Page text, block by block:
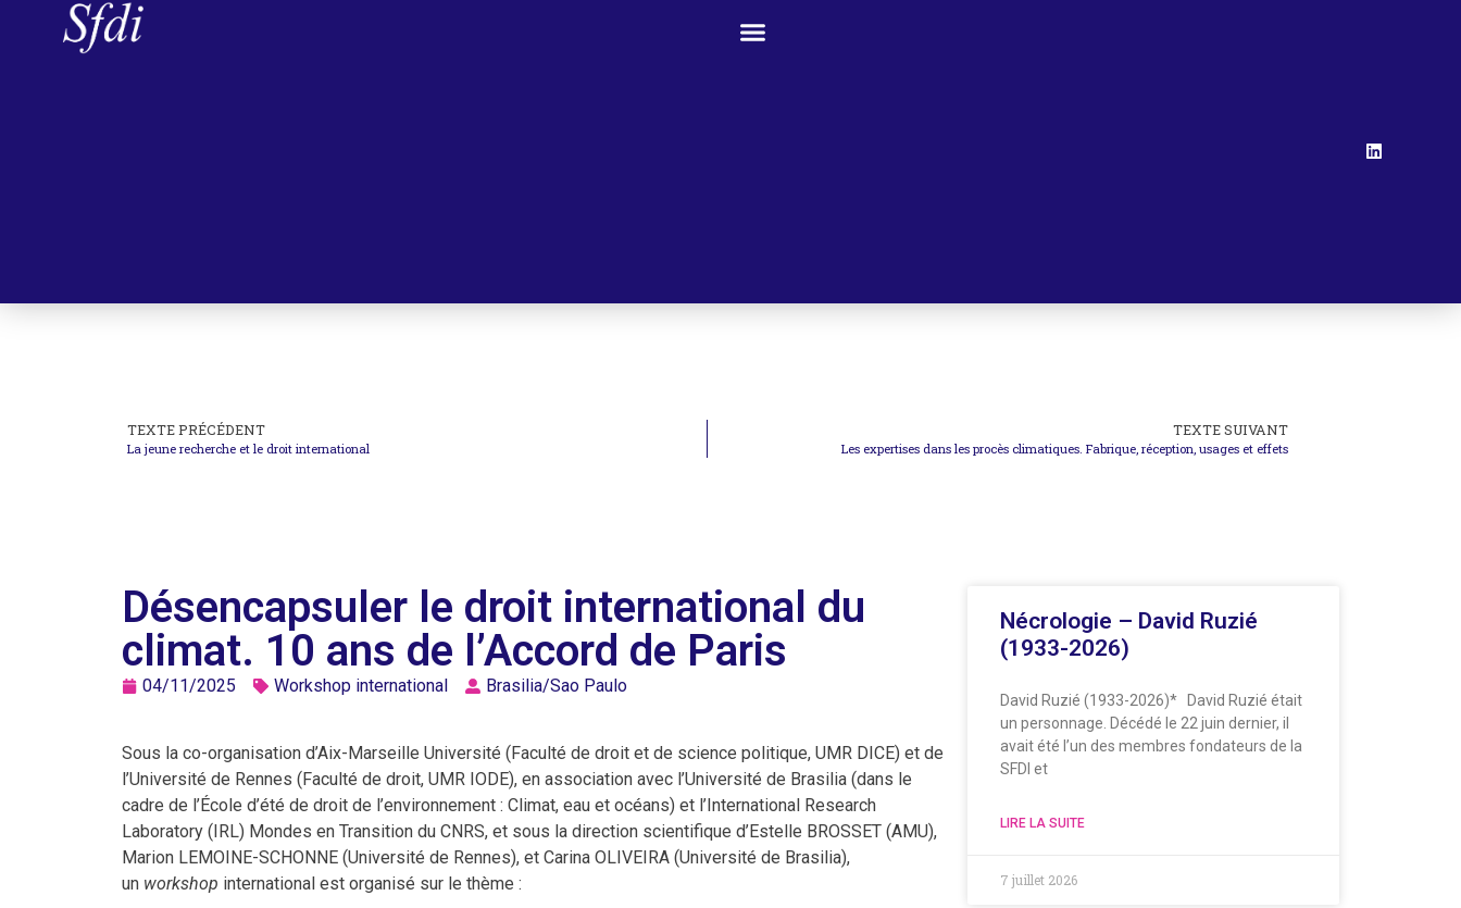
TEXTE PRÉCÉDENT
La jeune recherche et le droit international
TEXTE SUIVANT
Les expertises dans les procès climatiques. Fabrique, réception, usages et effets
Désencapsuler le droit international du
climat. 10 ans de l’Accord de Paris
04/11/2025 Workshop international Brasilia/Sao Paulo
Sous la co-organisation d’Aix-Marseille Université (Faculté de droit et de science politique, UMR DICE) et de
l’Université de Rennes (Faculté de droit, UMR IODE), en association avec l’Université de Brasilia (dans le
cadre de l’École d’été de droit de l’environnement : Climat, eau et océans) et l’International Research
Laboratory (IRL) Mondes en Transition du CNRS, et sous la direction scientifique d’Estelle BROSSET (AMU),
Marion LEMOINE-SCHONNE (Université de Rennes), et Carina OLIVEIRA (Université de Brasilia),
un workshop international est organisé sur le thème :
Nécrologie – David Ruzié
(1933-2026)
David Ruzié (1933-2026)* David Ruzié était
un personnage. Décédé le 22 juin dernier, il
avait été l’un des membres fondateurs de la
SFDI et
LIRE LA SUITE
7 juillet 2026